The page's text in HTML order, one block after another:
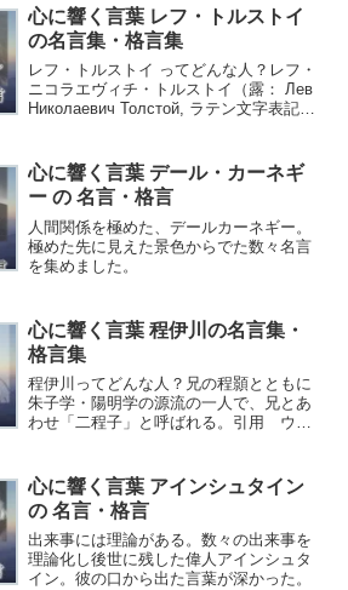
者。カントの哲...
心に響く言葉 レフ・トルストイ
の名言集・格言集
レフ・トルストイ ってどんな人？レフ・
ニコラエヴィチ・トルストイ（露： Лев
Николаевич Толстой, ラテン文字表記：
心に響く言葉 デール・カーネギ
ー の 名言・格言
人間関係を極めた、デールカーネギー。
極めた先に見えた景色からでた数々名言
を集めました。
心に響く言葉 程伊川の名言集・
格言集
程伊川ってどんな人？兄の程顥とともに
朱子学・陽明学の源流の一人で、兄とあ
わせ「二程子」と呼ばれる。引用 ウィ
12月31日取得）詳しくはWikipedia程伊川
の心...
心に響く言葉 アインシュタイン
の 名言・格言
出来事には理論がある。数々の出来事を
理論化し後世に残した偉人アインシュタ
イン。彼の口から出た言葉が深かった。